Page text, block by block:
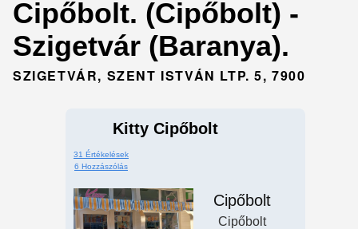
Cipőbolt. (Cipőbolt) -
Szigetvár (Baranya).
SZIGETVÁR, SZENT ISTVÁN LTP. 5, 7900
Kitty Cipőbolt
31 Értékelések
6 Hozzászólás
Cipőbolt
Cipőbolt